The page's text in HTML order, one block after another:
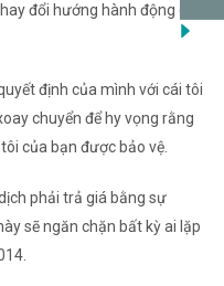
đổi hướng hành động của
định của mình với cái tôi
chuyển để hy vọng rằng
của bạn được bảo vệ.
phải trả giá bằng sự
sẽ ngăn chặn bất kỳ ai lặp